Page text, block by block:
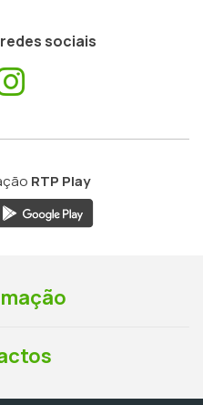
sociais
RTP Play